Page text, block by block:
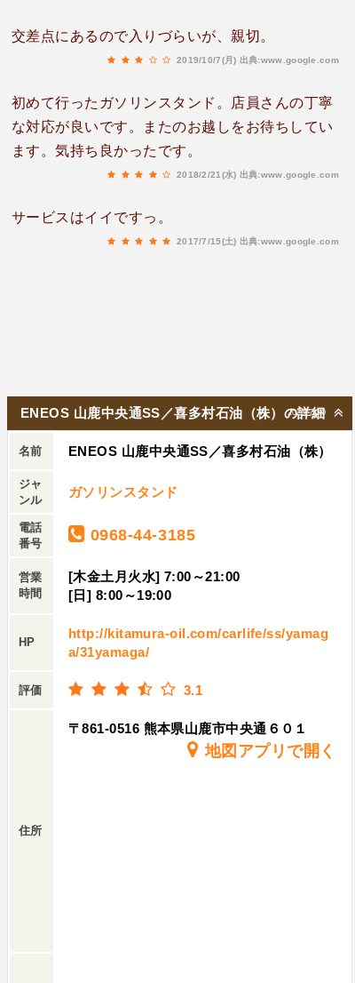
交差点にあるので入りづらいが、親切。
2019/10/7(月) 出典:www.google.com
初めて行ったガソリンスタンド。店員さんの丁寧
な対応が良いです。またのお越しをお待ちしてい
ます。気持ち良かったです。
2018/2/21(水) 出典:www.google.com
サービスはイイですっ。
2017/7/15(土) 出典:www.google.com
2026/7/30
ENEOS 山鹿中央通SS／喜多村石油（株）の詳細
名前 ENEOS 山鹿中央通SS／喜多村石油（株）
ジャ
ンル
ガソリンスタンド
電話
番号
0968-44-3185
営業
時間
[木金土月火水] 7:00～21:00
[日] 8:00～19:00
HP
http://kitamura-oil.com/carlife/ss/yamag
a/31yamaga/
評価 3.1
住所
〒861-0516 熊本県山鹿市中央通６０１
地図アプリで開く